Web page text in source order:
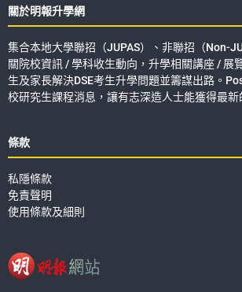
關於明報升學網
集合本地大學聯招（JUPAS）、非聯招（Non-
關院校資訊 / 學科收生動向，升學相關講座 / 展
生及家長解決DSE考生升學問題並籌謀出路。
校研究生課程消息，讓有志深造人士能獲得最新
條款
私隱條款
免責聲明
使用條款及細則